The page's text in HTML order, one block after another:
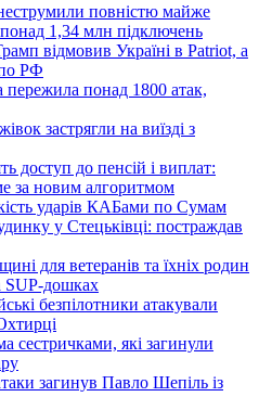
повністю майже
1,34 млн підключень
відмовив Україні в Patriot, а
РФ
понад 1800 атак,
застрягли на виїзді з
доступ до пенсій і виплат:
за новим алгоритмом
ударів КАБами по Сумам
у Стецьківці: постраждав
для ветеранів та їхніх родин
SUP-дошках
безпілотники атакували
сестричками, які загинули
загинув Павло Шепіль із